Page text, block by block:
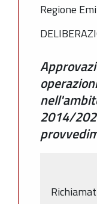
Regione
2014/